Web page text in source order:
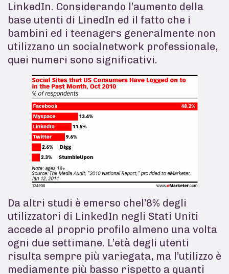
LinkedIn. Considerando l’aumento della
base utenti di LinedIn ed il fatto che i
bambini ed i teenagers generalmente non
utilizzano un socialnetwork professionale,
quei numeri sono significativi.
Da altri studi è emerso chel’8% degli
utilizzatori di LinkedIn negli Stati Uniti
accede al proprio profilo almeno una volta
ogni due settimane. L’età degli utenti
risulta sempre più variegata, ma l’utilizzo è
mediamente più basso rispetto a quanti